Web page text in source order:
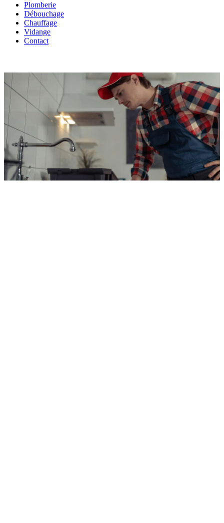
Plomberie
Débouchage
Chauffage
Vidange
Contact